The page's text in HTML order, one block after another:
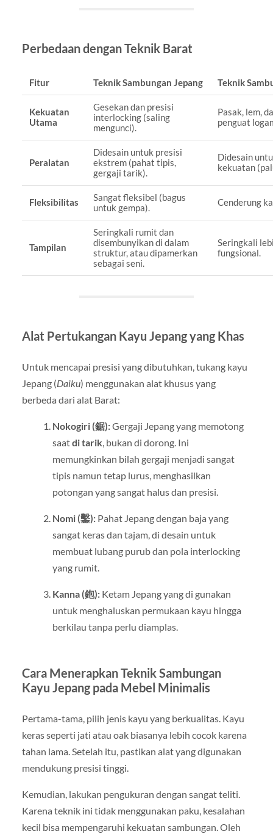
Perbedaan dengan Teknik Barat
Fitur Teknik Sambungan Jepang Teknik
Kekuatan
Utama
Gesekan dan presisi
interlocking (saling
mengunci).
Pasak, lem,
penguat
Peralatan
Didesain untuk presisi
ekstrem (pahat tipis,
gergaji tarik).
Didesain
kekuatan
Fleksibilitas
Sangat fleksibel (bagus
untuk gempa).
Cenderung
Tampilan
Seringkali rumit dan
disembunyikan di dalam
struktur, atau dipamerkan
sebagai seni.
Seringkali
fungsional.
Alat Pertukangan Kayu Jepang yang Khas
Untuk mencapai presisi yang dibutuhkan, tukang kayu
Jepang (Daiku) menggunakan alat khusus yang
berbeda dari alat Barat:
Nokogiri (鋸):Gergaji Jepang yang memotong
saatdi tarik, bukan di dorong. Ini
memungkinkan bilah gergaji menjadi sangat
tipis namun tetap lurus, menghasilkan
potongan yang sangat halus dan presisi.
Nomi (鑿):Pahat Jepang dengan baja yang
sangat keras dan tajam, di desain untuk
membuat lubang purub dan pola interlocking
yang rumit.
Kanna (鉋):Ketam Jepang yang di gunakan
untuk menghaluskan permukaan kayu hingga
berkilau tanpa perlu diamplas.
Cara Menerapkan Teknik Sambungan
Kayu Jepang pada Mebel Minimalis
Pertama-tama, pilih jenis kayu yang berkualitas. Kayu
keras seperti jati atau oak biasanya lebih cocok karena
tahan lama. Setelah itu, pastikan alat yang digunakan
mendukung presisi tinggi.
Kemudian, lakukan pengukuran dengan sangat teliti.
Karena teknik ini tidak menggunakan paku, kesalahan
kecil bisa mempengaruhi kekuatan sambungan. Oleh